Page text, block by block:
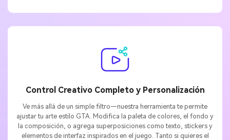
Control Creativo Completo y Personalización
Ve más allá de un simple filtro—nuestra herramienta te permite
ajustar tu arte estilo GTA. Modifica la paleta de colores, el fondo y
la composición, o agrega superposiciones como texto, stickers y
elementos de interfaz inspirados en el juego. Tanto si quieres el